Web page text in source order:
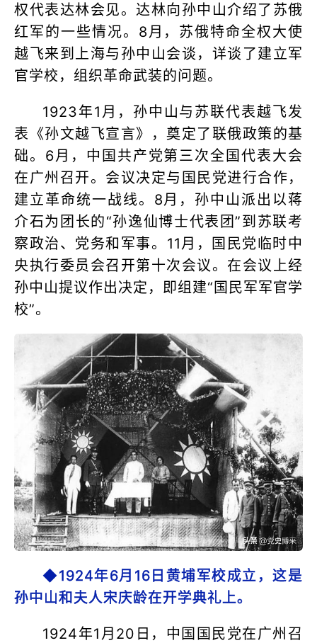
权代表达林会见。达林向孙中山介绍了苏俄
红军的一些情况。8月，苏俄特命全权大使
越飞来到上海与孙中山会谈，详谈了建立军
官学校，组织革命武装的问题。
1923年1月，孙中山与苏联代表越飞发
表《孙文越飞宣言》，奠定了联俄政策的基
础。6月，中国共产党第三次全国代表大会
在广州召开。会议决定与国民党进行合作，
建立革命统一战线。8月，孙中山派出以蒋
介石为团长的“孙逸仙博士代表团”到苏联考
察政治、党务和军事。11月，国民党临时中
央执行委员会召开第十次会议。在会议上经
孙中山提议作出决定，即组建“国民军军官学
校”。
◆1924年6月16日黄埔军校成立，这是
孙中山和夫人宋庆龄在开学典礼上。
1924年1月20日，中国国民党在广州召